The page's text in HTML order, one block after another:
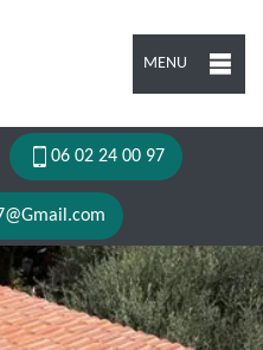
MENU
06 02 24 00 97